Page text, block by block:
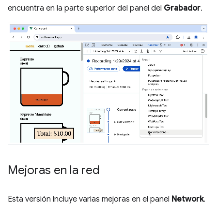
encuentra en la parte superior del panel del Grabador.
Mejoras en la red
Esta versión incluye varias mejoras en el panel Network.